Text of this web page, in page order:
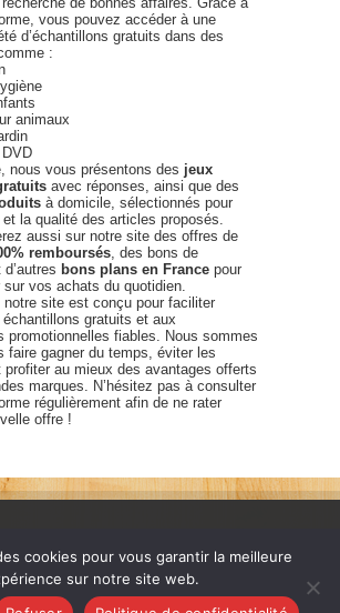
vous pouvez accéder à une
d’échantillons gratuits dans des
:
animaux
nous vous présentons des jeux
avec réponses, ainsi que des
à domicile, sélectionnés pour
la qualité des articles proposés.
aussi sur notre site des offres de
remboursés , des bons de
bons plans en France pour
vos achats du quotidien.
notre site est conçu pour faciliter
échantillons gratuits et aux
promotionnelles fiables. Nous sommes
faire gagner du temps, éviter les
profiter au mieux des avantages offerts
marques. N’hésitez pas à consulter
régulièrement afin de ne rater
offre !
gratuits © 2026. Tous les droits sont
cookies pour vous garantir la meilleure
sur notre site web.